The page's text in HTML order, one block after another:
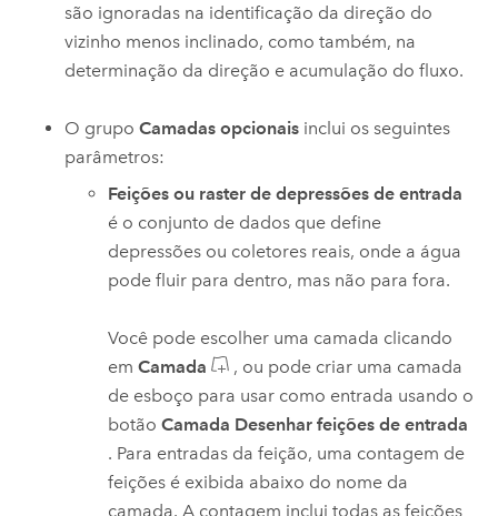
são ignoradas na identificação da direção do
vizinho menos inclinado, como também, na
determinação da direção e acumulação do fluxo.
O grupoCamadas opcionais inclui os seguintes
parâmetros:
Feições ou raster de depressões de entrada
é o conjunto de dados que define
depressões ou coletores reais, onde a água
pode fluir para dentro, mas não para fora.
Você pode escolher uma camada clicando
emCamada
, ou pode criar uma camada
de esboço para usar como entrada usando o
botãoCamada Desenhar feições de entrada
. Para entradas da feição, uma contagem de
feições é exibida abaixo do nome da
camada. A contagem inclui todas as feições